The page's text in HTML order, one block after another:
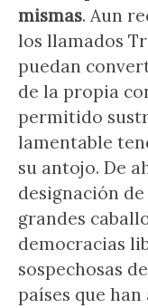
mismas. Aun
los llamados
puedan
de la propia
permitido
lamentable
su antojo. De
designación de
grandes
democracias
sospechosas
países que